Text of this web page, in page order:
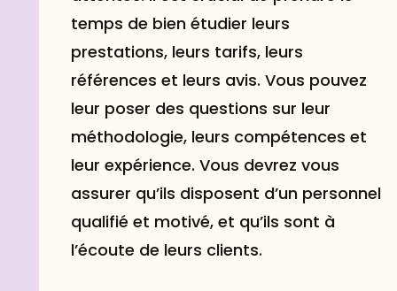
temps de bien étudier leurs
prestations, leurs tarifs, leurs
références et leurs avis. Vous pouvez
leur poser des questions sur leur
méthodologie, leurs compétences et
leur expérience. Vous devrez vous
assurer qu’ils disposent d’un personnel
qualifié et motivé, et qu’ils sont à
l’écoute de leurs clients.